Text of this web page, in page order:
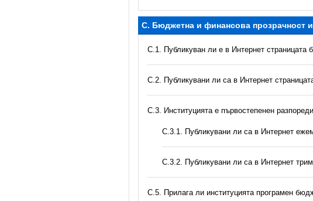
C. Бюджетна и финансова прозрачност и
C.1. Публикуван ли е в Интернет страницата
C.2. Публикувани ли са в Интернет
C.3. Институцията е първостепенен
С.3.1. Публикувани ли са в Интернет
С.3.2. Публикувани ли са в Интернет
С.5. Прилага ли институцията програмен